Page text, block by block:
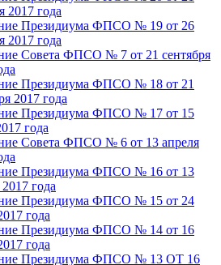
2017 года
Президиума ФПСО № 19 от 26
2017 года
Совета ФПСО № 7 от 21 сентября
Президиума ФПСО № 18 от 21
2017 года
Президиума ФПСО № 17 от 15
года
Совета ФПСО № 6 от 13 апреля
Президиума ФПСО № 16 от 13
года
Президиума ФПСО № 15 от 24
года
Президиума ФПСО № 14 от 16
года
Президиума ФПСО № 13 ОТ 16